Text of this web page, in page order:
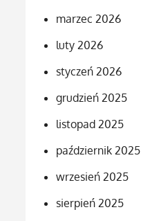
marzec 2026
luty 2026
styczeń 2026
grudzień 2025
listopad 2025
październik 2025
wrzesień 2025
sierpień 2025